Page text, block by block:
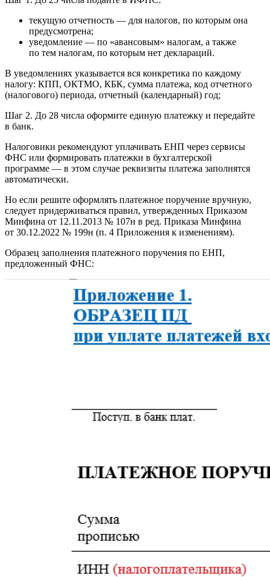
текущую отчетность — для налогов, по которым она
предусмотрена;
уведомление — по «авансовым» налогам, а также
по тем налогам, по которым нет деклараций.
В уведомлениях указывается вся конкретика по каждому
налогу: КПП, ОКТМО, КБК, сумма платежа, код отчетного
(налогового) периода, отчетный (календарный) год;
Шаг 2. До 28 числа оформите единую платежку и передайте
в банк.
Налоговики рекомендуют уплачивать ЕНП через сервисы
ФНС или формировать платежки в бухгалтерской
программе — в этом случае реквизиты платежа заполнятся
автоматически.
Но если решите оформлять платежное поручение вручную,
следует придерживаться правил, утвержденных Приказом
Минфина от 12.11.2013 № 107н в ред. Приказа Минфина
от 30.12.2022 № 199н (п. 4 Приложения к изменениям).
Образец заполнения платежного поручения по ЕНП,
предложенный ФНС: